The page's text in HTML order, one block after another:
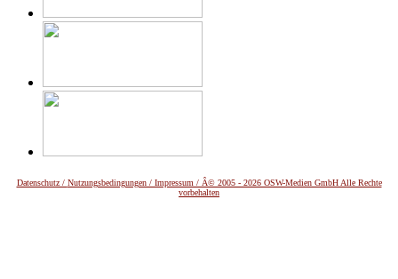
Datenschutz / Nutzungsbedingungen / Impressum / Â© 2005 - 2026 OSW-Medien GmbH Alle Rechte
vorbehalten